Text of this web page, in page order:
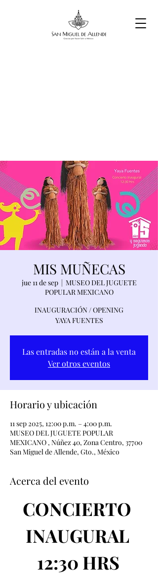
MIS MUÑECAS
jue 11 de sep
  |
MUSEO DEL JUGUETE
POPULAR MEXICANO
INAUGURACIÓN / OPENING
YAYA FUENTES
Las entradas no están a la venta
Ver otros eventos
Horario y ubicación
11 sep 2025, 12:00 p.m. – 4:00 p.m.
MUSEO DEL JUGUETE POPULAR
MEXICANO , Núñez 40, Zona Centro, 37700
San Miguel de Allende, Gto., México
Acerca del evento
CONCIERTO
INAUGURAL
12:30 HRS